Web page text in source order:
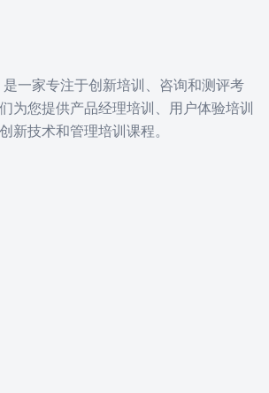
是一家专注于创新培训、咨询和测评考
为您提供产品经理培训、用户体验培训
新技术和管理培训课程。